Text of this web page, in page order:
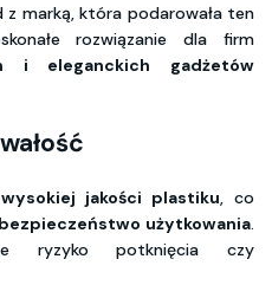
marką, która podarowała ten
rozwiązanie dla firm
i eleganckich gadżetów
wysokiej jakości plastiku, co
użytkowania.
ryzyko potknięcia czy